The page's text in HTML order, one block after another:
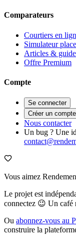
Comparateurs
Courtiers en
Simulateur
Articles &
Offre Premium
Compte
Se connecter
Créer un compte
Nous contacter
Un bug ? Une
Vous aimez
Le projet est
connectez 😉 Un café
Ou abonnez-vous au
construire la